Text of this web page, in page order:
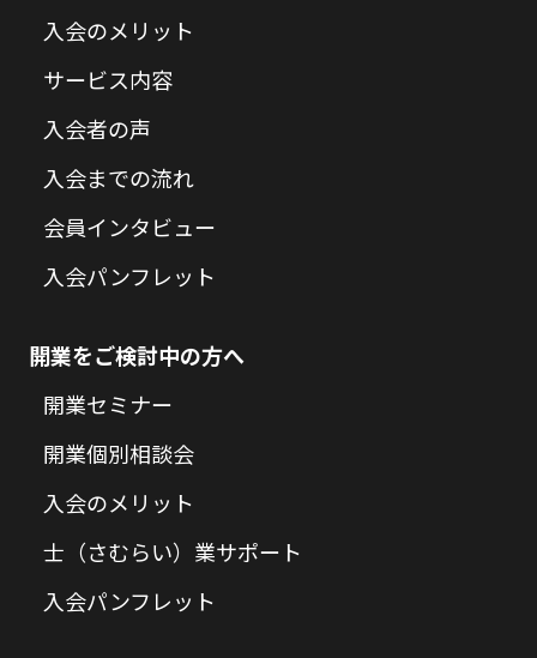
入会のメリット
サービス内容
入会者の声
入会までの流れ
会員インタビュー
入会パンフレット
開業をご検討中の方へ
開業セミナー
開業個別相談会
入会のメリット
士（さむらい）業サポート
入会パンフレット